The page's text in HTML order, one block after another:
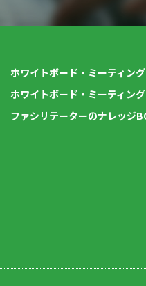
ホワイトボード・ミーティン
ホワイトボード・ミーティン
ファシリテーターのナレッジ